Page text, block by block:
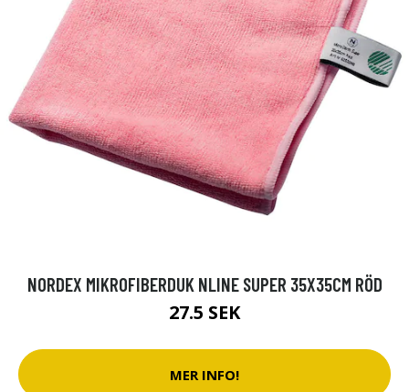
NORDEX MIKROFIBERDUK NLINE SUPER 35X35CM RÖD
27.5 SEK
MER INFO!